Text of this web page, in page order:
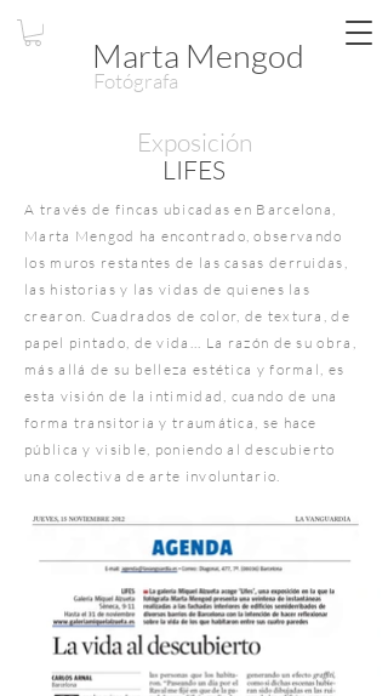
Marta Mengod
Fotógrafa
Exposición
LIFES
A través de fincas ubicadas en Barcelona,
Marta Mengod ha encontrado, observando
los muros restantes de las casas derruidas,
las historias y las vidas de quienes las
crearon. Cuadrados de color, de textura, de
papel pintado, de vida... La razón de su obra,
más allá de su belleza estética y formal, es
esta visión de la intimidad, cuando de una
forma transitoria y traumática, se hace
pública y visible, poniendo al descubierto
una colectiva de arte involuntario.